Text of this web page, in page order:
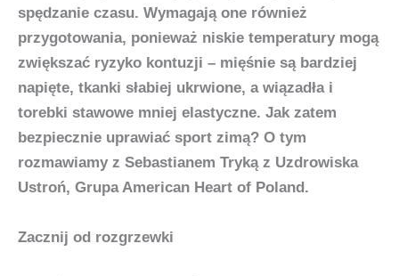
spędzanie czasu. Wymagają one również
przygotowania, ponieważ niskie temperatury mogą
zwiększać ryzyko kontuzji – mięśnie są bardziej
napięte, tkanki słabiej ukrwione, a wiązadła i
torebki stawowe mniej elastyczne. Jak zatem
bezpiecznie uprawiać sport zimą? O tym
rozmawiamy z Sebastianem Tryką z Uzdrowiska
Ustroń, Grupa American Heart of Poland.
Zacznij od rozgrzewki